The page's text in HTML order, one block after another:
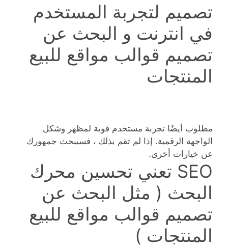
تصميم لتجربة المستخدم
في انترنت و البحث عن
تصميم قوالب مواقع للبيع
المنتجات
مطلوب أيضًا تجربة مستخدم قوية لمظهر وشكل
الواجهة الرقمية. إذا لم تقم بذلك ، فسيبحث جمهورك
عن خيارات أخرى.
SEO تعني تحسين محرك
البحث ( مثل البحث عن
تصميم قوالب مواقع للبيع
المنتجات )